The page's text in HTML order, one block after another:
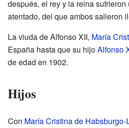
después, el rey y la reina
atentado, del que ambos salieron
La viuda de Alfonso XII, María
España hasta que su hijoAlfonso
de edad en 1902.
Hijos
Con María Cristina de Habsburgo-